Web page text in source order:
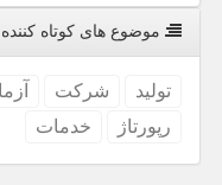
موضوع های كوتاه كننده
تولید شركت
رپورتاژ
خدمات